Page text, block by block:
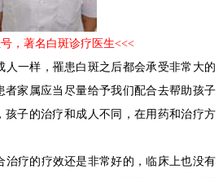
，著名白斑诊疗医生<<<
人一样，罹患白斑之后都会承受非常大的
者家属应当尽量给予我们配合去帮助孩子
孩子的治疗和成人不同，在用药和治疗方
治疗的疗效还是非常好的，临床上也没有